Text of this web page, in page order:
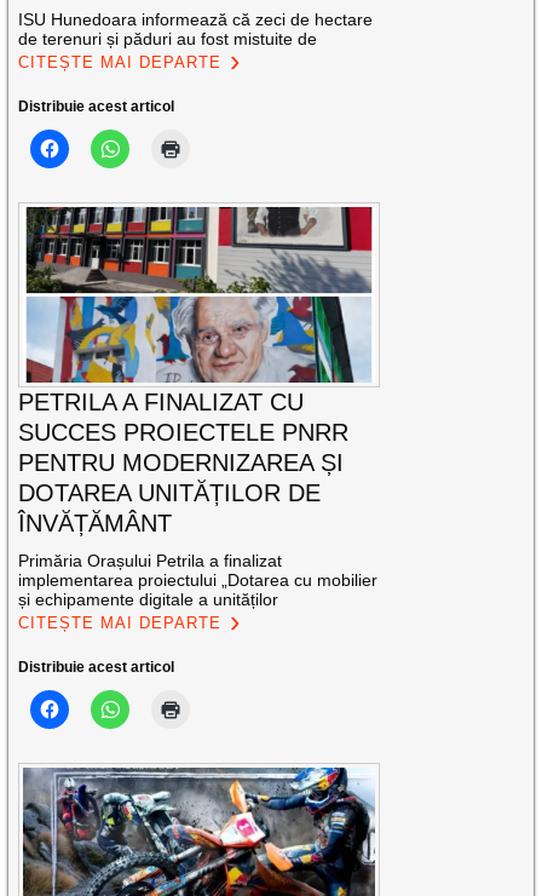
ISU Hunedoara informează că zeci de hectare
de terenuri și păduri au fost mistuite de
CITEȘTE MAI DEPARTE
Distribuie acest articol
PETRILA A FINALIZAT CU
SUCCES PROIECTELE PNRR
PENTRU MODERNIZAREA ȘI
DOTAREA UNITĂȚILOR DE
ÎNVĂȚĂMÂNT
Primăria Orașului Petrila a finalizat
implementarea proiectului „Dotarea cu mobilier
și echipamente digitale a unităților
CITEȘTE MAI DEPARTE
Distribuie acest articol